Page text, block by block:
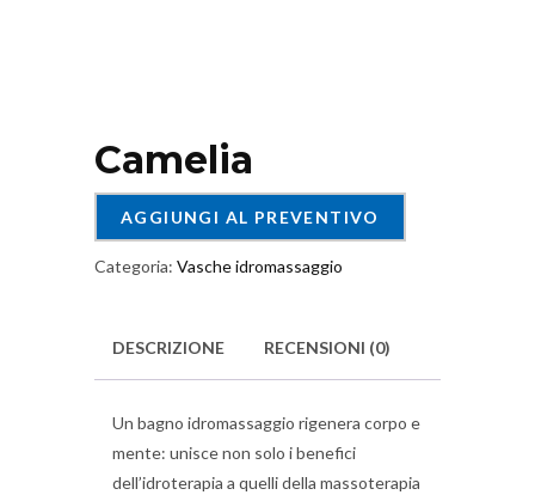
Camelia
AGGIUNGI AL PREVENTIVO
Categoria: Vasche idromassaggio
DESCRIZIONE RECENSIONI (0)
Un bagno idromassaggio rigenera corpo e
mente: unisce non solo i benefici
dell’idroterapia a quelli della massoterapia